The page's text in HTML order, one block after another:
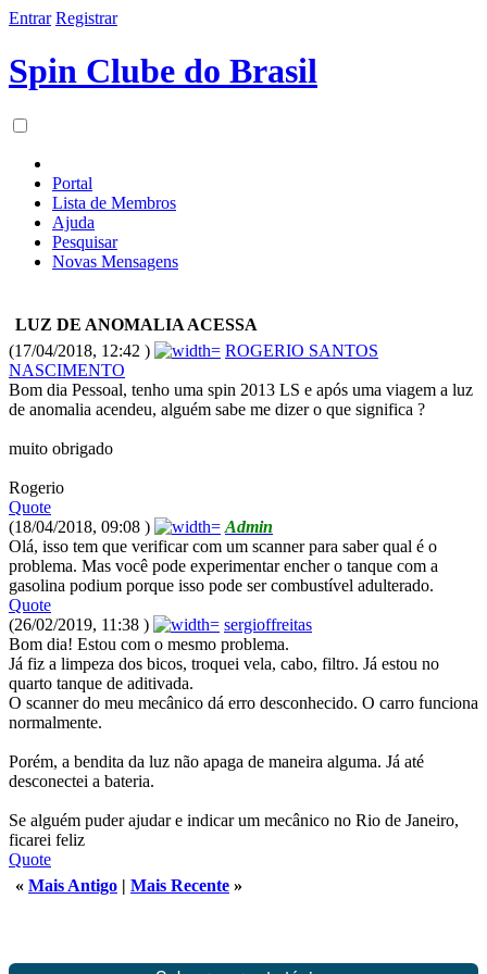
Entrar Registrar
Spin Clube do Brasil
Portal
Lista de Membros
Ajuda
Pesquisar
Novas Mensagens
LUZ DE ANOMALIA ACESSA
(17/04/2018, 12:42 )
ROGERIO SANTOS
NASCIMENTO
Bom dia Pessoal, tenho uma spin 2013 LS e após uma viagem a luz
de anomalia acendeu, alguém sabe me dizer o que significa ?
muito obrigado
Rogerio
Quote
(18/04/2018, 09:08 )
Admin
Olá, isso tem que verificar com um scanner para saber qual é o
problema. Mas você pode experimentar encher o tanque com a
gasolina podium porque isso pode ser combustível adulterado.
Quote
(26/02/2019, 11:38 )
sergioffreitas
Bom dia! Estou com o mesmo problema.
Já fiz a limpeza dos bicos, troquei vela, cabo, filtro. Já estou no
quarto tanque de aditivada.
O scanner do meu mecânico dá erro desconhecido. O carro funciona
normalmente.
Porém, a bendita da luz não apaga de maneira alguma. Já até
desconectei a bateria.
Se alguém puder ajudar e indicar um mecânico no Rio de Janeiro,
ficarei feliz
Quote
« Mais Antigo | Mais Recente »